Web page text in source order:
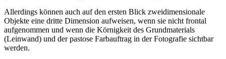
Allerdings können auch auf den ersten Blick zweidimensionale
Objekte eine dritte Dimension aufweisen, wenn sie nicht frontal
aufgenommen und wenn die Körnigkeit des Grundmaterials
(Leinwand) und der pastose Farbauftrag in der Fotografie sichtbar
werden.